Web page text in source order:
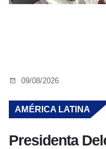
09/08/2026
AMÉRICA LATINA
Presidenta